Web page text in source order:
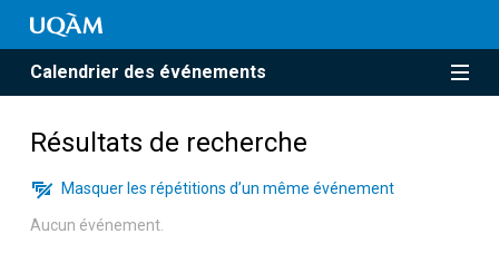
Calendrier des événements
Résultats de recherche
Masquer les répétitions d’un même événement
Aucun événement.